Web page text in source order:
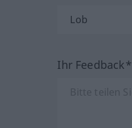
Ihr Feedback*